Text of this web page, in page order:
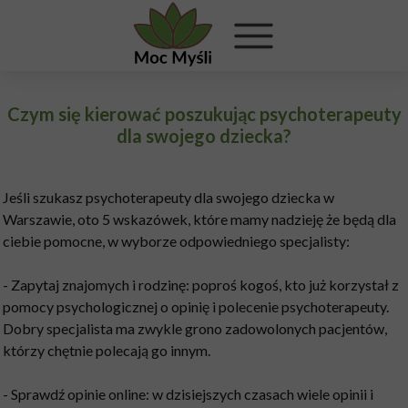
Czym się kierować poszukując psychoterapeuty
dla swojego dziecka?
Jeśli szukasz psychoterapeuty dla swojego dziecka w
Warszawie, oto 5 wskazówek, które mamy nadzieję że będą dla
ciebie pomocne, w wyborze odpowiedniego specjalisty:
- Zapytaj znajomych i rodzinę: poproś kogoś, kto już korzystał z
pomocy psychologicznej o opinię i polecenie psychoterapeuty.
Dobry specjalista ma zwykle grono zadowolonych pacjentów,
którzy chętnie polecają go innym.
- Sprawdź opinie online: w dzisiejszych czasach wiele opinii i